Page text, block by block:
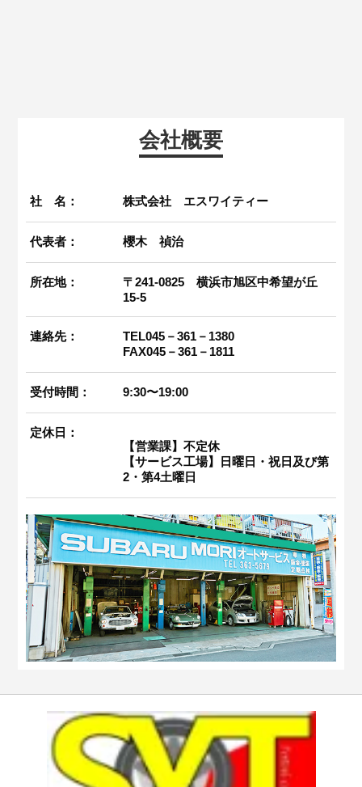
会社概要
社 名： 株式会社 エスワイティー
代表者： 櫻木 禎治
所在地：
〒241-0825 横浜市旭区中希望が丘
15-5
連絡先：
TEL045－361－1380
FAX045－361－1811
受付時間： 9:30〜19:00
定休日：
【営業課】不定休
【サービス工場】日曜日・祝日及び第
2・第4土曜日